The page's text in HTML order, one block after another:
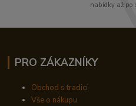
nabídky až po
PRO ZÁKAZNÍKY
Obchod s tradicí
Vše o nákupu